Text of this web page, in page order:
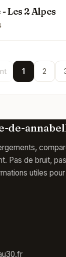
Les 2 Alpes
1 2
de-
Pas de bruit,
utiles